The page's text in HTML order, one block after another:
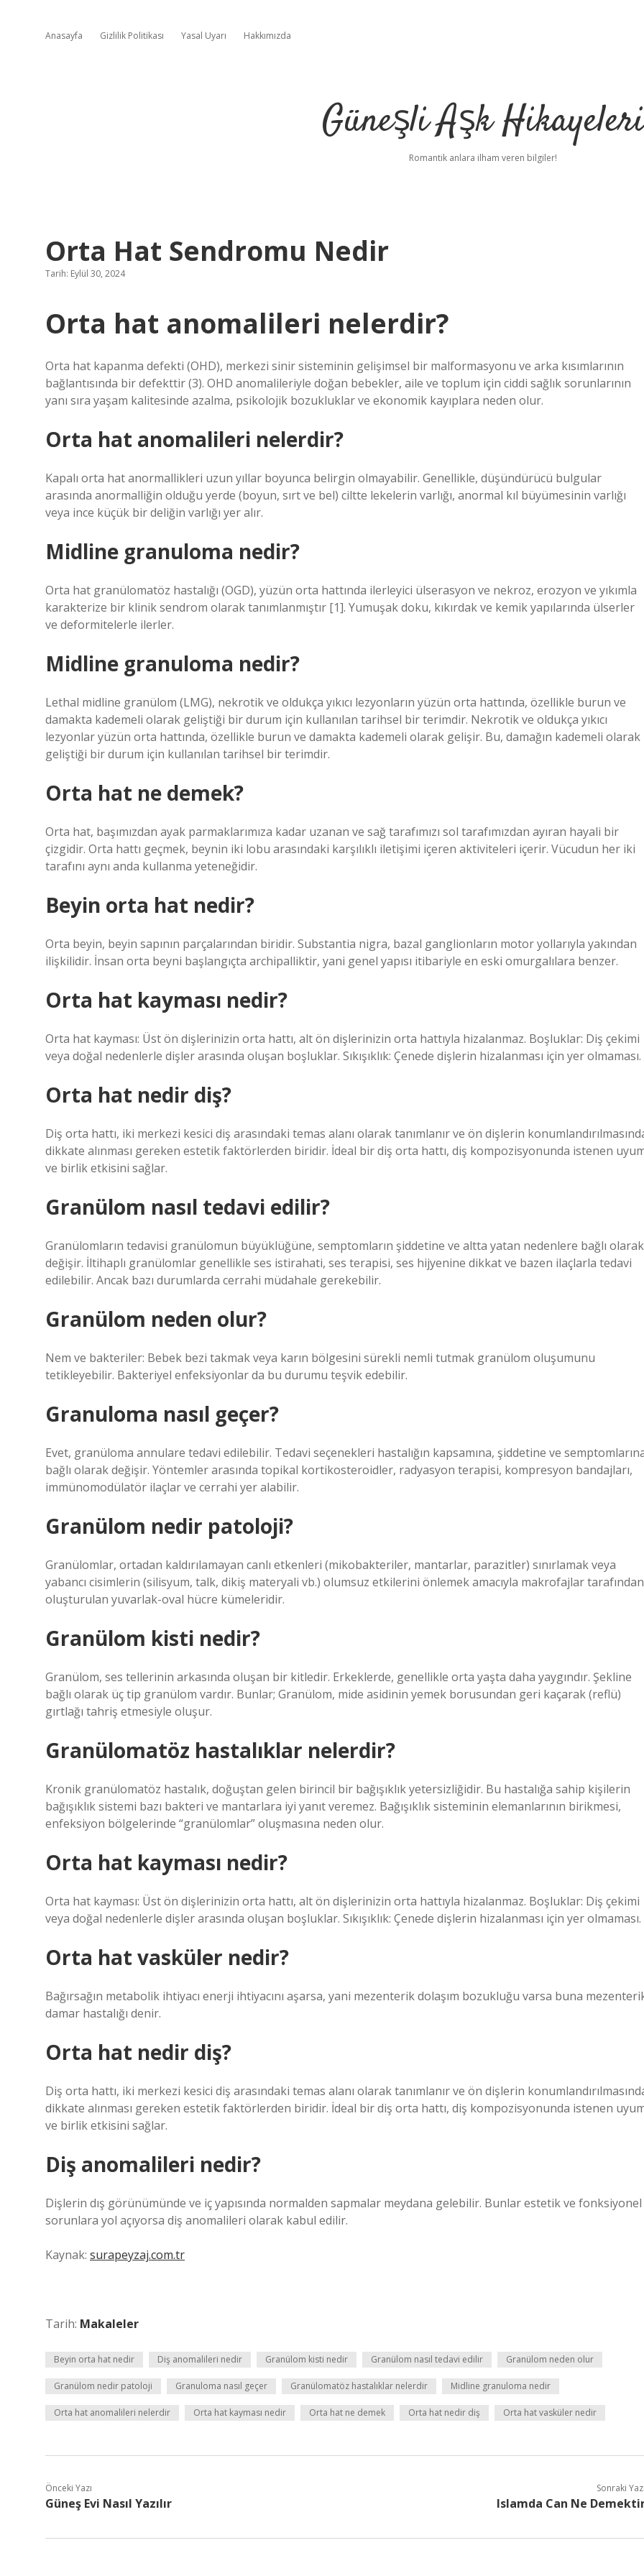
Anasayfa Gizlilik Politikası Yasal Uyarı Hakkımızda
Güneşli Aşk Hikayeleri
Romantik anlara ilham veren bilgiler!
Orta Hat Sendromu Nedir
Tarih: Eylül 30, 2024
Orta hat anomalileri nelerdir?
Orta hat kapanma defekti (OHD), merkezi sinir sisteminin gelişimsel bir malformasyonu ve arka kısımlarının
bağlantısında bir defekttir (3). OHD anomalileriyle doğan bebekler, aile ve toplum için ciddi sağlık sorunlarının
yanı sıra yaşam kalitesinde azalma, psikolojik bozukluklar ve ekonomik kayıplara neden olur.
Orta hat anomalileri nelerdir?
Kapalı orta hat anormallikleri uzun yıllar boyunca belirgin olmayabilir. Genellikle, düşündürücü bulgular
arasında anormalliğin olduğu yerde (boyun, sırt ve bel) ciltte lekelerin varlığı, anormal kıl büyümesinin varlığı
veya ince küçük bir deliğin varlığı yer alır.
Midline granuloma nedir?
Orta hat granülomatöz hastalığı (OGD), yüzün orta hattında ilerleyici ülserasyon ve nekroz, erozyon ve yıkımla
karakterize bir klinik sendrom olarak tanımlanmıştır [1]. Yumuşak doku, kıkırdak ve kemik yapılarında ülserler
ve deformitelerle ilerler.
Midline granuloma nedir?
Lethal midline granülom (LMG), nekrotik ve oldukça yıkıcı lezyonların yüzün orta hattında, özellikle burun ve
damakta kademeli olarak geliştiği bir durum için kullanılan tarihsel bir terimdir. Nekrotik ve oldukça yıkıcı
lezyonlar yüzün orta hattında, özellikle burun ve damakta kademeli olarak gelişir. Bu, damağın kademeli olarak
geliştiği bir durum için kullanılan tarihsel bir terimdir.
Orta hat ne demek?
Orta hat, başımızdan ayak parmaklarımıza kadar uzanan ve sağ tarafımızı sol tarafımızdan ayıran hayali bir
çizgidir. Orta hattı geçmek, beynin iki lobu arasındaki karşılıklı iletişimi içeren aktiviteleri içerir. Vücudun her iki
tarafını aynı anda kullanma yeteneğidir.
Beyin orta hat nedir?
Orta beyin, beyin sapının parçalarından biridir. Substantia nigra, bazal ganglionların motor yollarıyla yakından
ilişkilidir. İnsan orta beyni başlangıçta archipalliktir, yani genel yapısı itibariyle en eski omurgalılara benzer.
Orta hat kayması nedir?
Orta hat kayması: Üst ön dişlerinizin orta hattı, alt ön dişlerinizin orta hattıyla hizalanmaz. Boşluklar: Diş çekimi
veya doğal nedenlerle dişler arasında oluşan boşluklar. Sıkışıklık: Çenede dişlerin hizalanması için yer olmaması.
Orta hat nedir diş?
Diş orta hattı, iki merkezi kesici diş arasındaki temas alanı olarak tanımlanır ve ön dişlerin
dikkate alınması gereken estetik faktörlerden biridir. İdeal bir diş orta hattı, diş kompozisyonunda istenen
ve birlik etkisini sağlar.
Granülom nasıl tedavi edilir?
Granülomların tedavisi granülomun büyüklüğüne, semptomların şiddetine ve altta yatan nedenlere bağlı olarak
değişir. İltihaplı granülomlar genellikle ses istirahati, ses terapisi, ses hijyenine dikkat ve bazen ilaçlarla tedavi
edilebilir. Ancak bazı durumlarda cerrahi müdahale gerekebilir.
Granülom neden olur?
Nem ve bakteriler: Bebek bezi takmak veya karın bölgesini sürekli nemli tutmak granülom oluşumunu
tetikleyebilir. Bakteriyel enfeksiyonlar da bu durumu teşvik edebilir.
Granuloma nasıl geçer?
Evet, granüloma annulare tedavi edilebilir. Tedavi seçenekleri hastalığın kapsamına, şiddetine ve
bağlı olarak değişir. Yöntemler arasında topikal kortikosteroidler, radyasyon terapisi, kompresyon bandajları,
immünomodülatör ilaçlar ve cerrahi yer alabilir.
Granülom nedir patoloji?
Granülomlar, ortadan kaldırılamayan canlı etkenleri (mikobakteriler, mantarlar, parazitler) sınırlamak veya
yabancı cisimlerin (silisyum, talk, dikiş materyali vb.) olumsuz etkilerini önlemek amacıyla makrofajlar tarafından
oluşturulan yuvarlak-oval hücre kümeleridir.
Granülom kisti nedir?
Granülom, ses tellerinin arkasında oluşan bir kitledir. Erkeklerde, genellikle orta yaşta daha yaygındır. Şekline
bağlı olarak üç tip granülom vardır. Bunlar; Granülom, mide asidinin yemek borusundan geri kaçarak (reflü)
gırtlağı tahriş etmesiyle oluşur.
Granülomatöz hastalıklar nelerdir?
Kronik granülomatöz hastalık, doğuştan gelen birincil bir bağışıklık yetersizliğidir. Bu hastalığa sahip kişilerin
bağışıklık sistemi bazı bakteri ve mantarlara iyi yanıt veremez. Bağışıklık sisteminin elemanlarının birikmesi,
enfeksiyon bölgelerinde “granülomlar” oluşmasına neden olur.
Orta hat kayması nedir?
Orta hat kayması: Üst ön dişlerinizin orta hattı, alt ön dişlerinizin orta hattıyla hizalanmaz. Boşluklar: Diş çekimi
veya doğal nedenlerle dişler arasında oluşan boşluklar. Sıkışıklık: Çenede dişlerin hizalanması için yer olmaması.
Orta hat vasküler nedir?
Bağırsağın metabolik ihtiyacı enerji ihtiyacını aşarsa, yani mezenterik dolaşım bozukluğu varsa buna
damar hastalığı denir.
Orta hat nedir diş?
Diş orta hattı, iki merkezi kesici diş arasındaki temas alanı olarak tanımlanır ve ön dişlerin
dikkate alınması gereken estetik faktörlerden biridir. İdeal bir diş orta hattı, diş kompozisyonunda istenen
ve birlik etkisini sağlar.
Diş anomalileri nedir?
Dişlerin dış görünümünde ve iç yapısında normalden sapmalar meydana gelebilir. Bunlar estetik ve fonksiyonel
sorunlara yol açıyorsa diş anomalileri olarak kabul edilir.
Kaynak: surapeyzaj.com.tr
Tarih: Makaleler
Beyin orta hat nedir Diş anomalileri nedir Granülom kisti nedir Granülom nasıl tedavi edilir Granülom neden olur
Granülom nedir patoloji Granuloma nasıl geçer Granülomatöz hastalıklar nelerdir Midline granuloma nedir
Orta hat anomalileri nelerdir Orta hat kayması nedir Orta hat ne demek Orta hat nedir diş Orta hat vasküler nedir
Önceki Yazı
Güneş Evi Nasıl Yazılır
Sonraki
Islamda Can Ne